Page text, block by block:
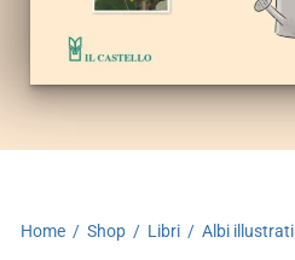
Home / Shop / Libri / Albi illustrati